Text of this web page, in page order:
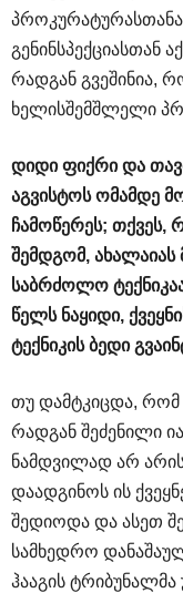
რადგან გვეშინია,
ხელისშემშლელი
დიდი ფიქრი და
აგვისტოს ომამდე
ჩამოწერეს; თქვეს,
შემდგომ, ახალაიას
საბრძოლო
წელს ნაყიდი,
ტექნიკის ბედი
თუ დამტკიცდა, რომ
რადგან შეძენილი
ნამდვილად არ
დაადგინოს ის
შედიოდა და ასეთ
სამხედრო
ჰააგის